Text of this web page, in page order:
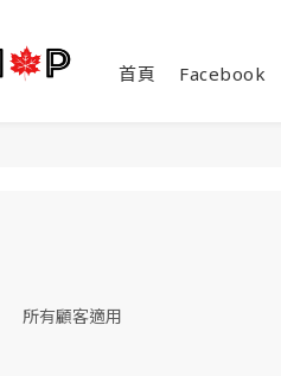
首頁 Facebook
所有顧客適用